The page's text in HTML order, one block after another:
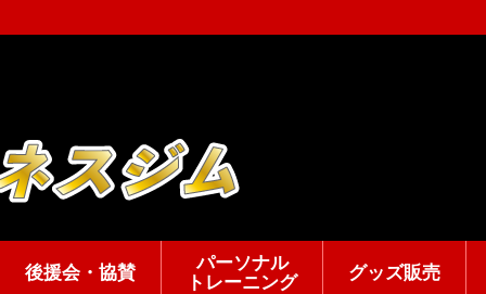
後援会・協賛
パーソナル
トレーニング
グッズ販売